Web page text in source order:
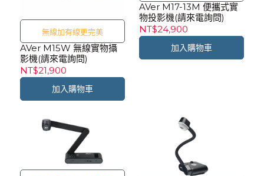
無線加有線更完美
AVer M15W 無線實物攝
影機(請來電詢問)
NT$21,900
加入購物車
放大倍率，HDMI 輸入 / 輸
出，隨插即用滑鼠註記
AVer M17-13M 便攜式實
物投影機(請來電詢問)
NT$24,900
加入購物車